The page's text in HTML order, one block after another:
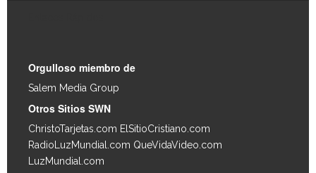
Orgulloso miembro de
Salem Media Group
Otros Sitios SWN
ChristoTarjetas.com ElSitioCristiano.com
RadioLuzMundial.com QueVidaVideo.com
LuzMundial.com